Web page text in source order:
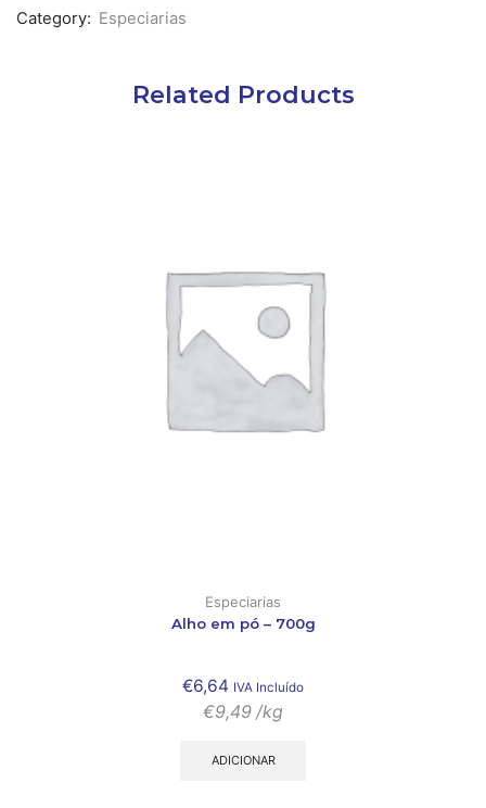
Category: Especiarias
Related Products
Especiarias
Alho em pó – 700g
€6,64 IVA Incluído
€9,49 /kg
ADICIONAR